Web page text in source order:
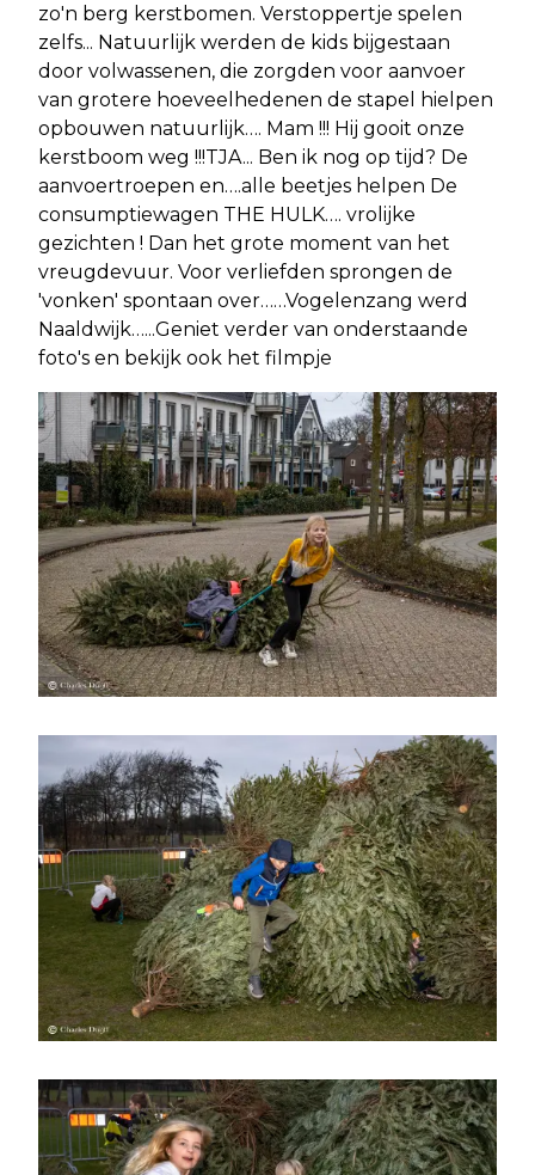
zo'n berg kerstbomen. Verstoppertje spelen
zelfs... Natuurlijk werden de kids bijgestaan
door volwassenen, die zorgden voor aanvoer
van grotere hoeveelhedenen de stapel hielpen
opbouwen natuurlijk…. Mam !!! Hij gooit onze
kerstboom weg !!!TJA... Ben ik nog op tijd? De
aanvoertroepen en….alle beetjes helpen De
consumptiewagen THE HULK…. vrolijke
gezichten ! Dan het grote moment van het
vreugdevuur. Voor verliefden sprongen de
'vonken' spontaan over……Vogelenzang werd
Naaldwijk…...Geniet verder van onderstaande
foto's en bekijk ook het filmpje